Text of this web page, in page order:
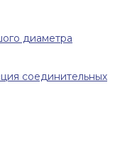
диаметра
соединительных